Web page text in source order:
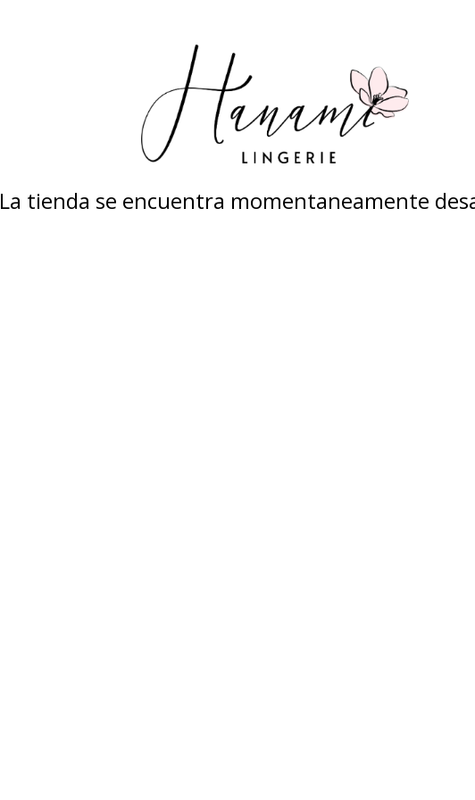
La tienda se encuentra momentaneamente